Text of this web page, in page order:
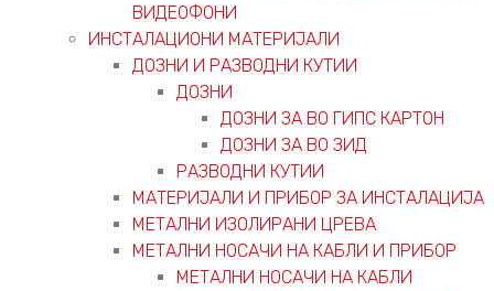
ВИДЕОФОНИ
ИНСТАЛАЦИОНИ МАТЕРИЈАЛИ
ДОЗНИ И РАЗВОДНИ КУТИИ
ДОЗНИ
ДОЗНИ ЗА ВО ГИПС КАРТОН
ДОЗНИ ЗА ВО ЗИД
РАЗВОДНИ КУТИИ
МАТЕРИЈАЛИ И ПРИБОР ЗА ИНСТАЛАЦИЈА
МЕТАЛНИ ИЗОЛИРАНИ ЦРЕВА
МЕТАЛНИ НОСАЧИ НА КАБЛИ И ПРИБОР
МЕТАЛНИ НОСАЧИ НА КАБЛИ